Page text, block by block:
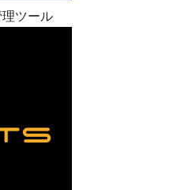
ツール